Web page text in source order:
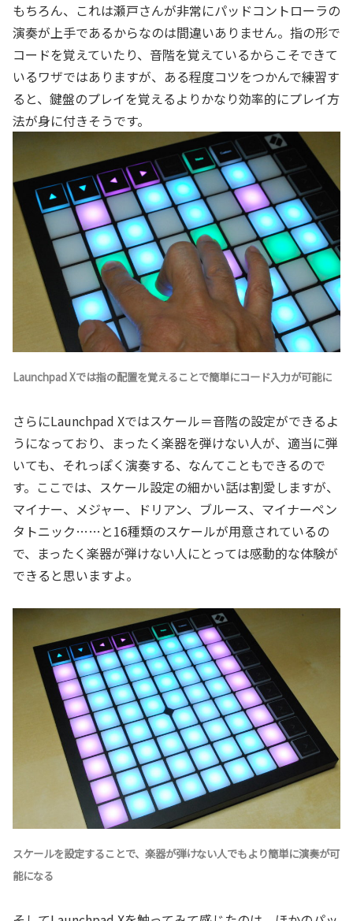
もちろん、これは瀬戸さんが非常にパッドコントローラの
演奏が上手であるからなのは間違いありません。指の形で
コードを覚えていたり、音階を覚えているからこそできて
いるワザではありますが、ある程度コツをつかんで練習す
ると、鍵盤のプレイを覚えるよりかなり効率的にプレイ方
法が身に付きそうです。
Launchpad Xでは指の配置を覚えることで簡単にコード入力が可能に
さらにLaunchpad Xではスケール＝音階の設定ができるよ
うになっており、まったく楽器を弾けない人が、適当に弾
いても、それっぽく演奏する、なんてこともできるので
す。ここでは、スケール設定の細かい話は割愛しますが、
マイナー、メジャー、ドリアン、ブルース、マイナーペン
タトニック……と16種類のスケールが用意されているの
で、まったく楽器が弾けない人にとっては感動的な体験が
できると思いますよ。
スケールを設定することで、楽器が弾けない人でもより簡単に演奏が可
能になる